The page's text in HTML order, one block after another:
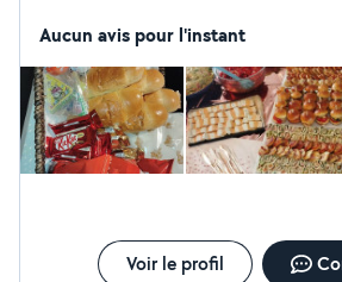
Aucun avis pour l'instant
Voir le profil